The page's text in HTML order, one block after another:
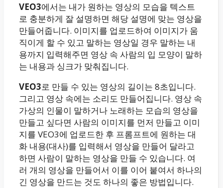
VEO3에서는 내가 원하는 영상의 모습을 텍스트
로 충분하게 잘 설명하면 해당 설명에 맞는 영상을
만들어줍니다. 이미지를 업로드하여 이미지가 움
직이게 할 수 있고 말하는 영상일 경우 말하는 내
용까지 입력해주면 영상 속 사람의 입 모양이 말하
는 내용과 싱크가 맞춰집니다.
VEO3로 만들 수 있는 영상의 길이는 8초입니다.
그리고 영상 속에는 소리도 만들어집니다. 영상 속
가상의 인물이 말하거나 노래하는 모습의 영상을
만들고 싶다면 사람의 이미지를 먼저 만들고 이미
지를 VEO3에 업로드한 후 프롬프트에 원하는 대
화 내용(대사)를 입력해서 영상을 만들어 달라고
하면 사람이 말하는 영상을 만들 수 있습니다. 여
러 개의 영상을 만들어서 이를 이어 붙여서 하나의
긴 영상을 만드는 것도 하나의 좋은 방법입니다.